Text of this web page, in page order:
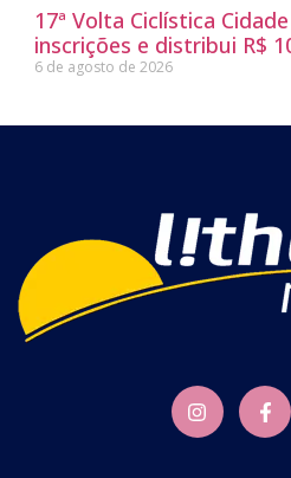
17ª Volta Ciclística
inscrições e distribui R$
6 de agosto de 2026